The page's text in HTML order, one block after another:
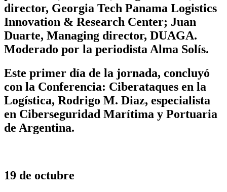
director, Georgia Tech Panama Logistics
Innovation & Research Center; Juan
Duarte, Managing director, DUAGA.
Moderado por la periodista Alma Solís.
Este primer día de la jornada, concluyó
con la Conferencia: Ciberataques en la
Logística, Rodrigo M. Diaz, especialista
en Ciberseguridad Marítima y Portuaria
de Argentina.
19 de octubre